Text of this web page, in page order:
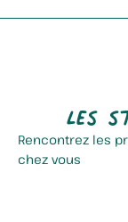
Les
Rencontrez les
chez vous